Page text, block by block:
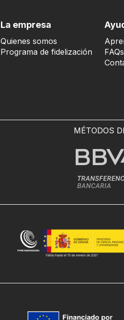
La empresa
Quienes somos
Programa de fidelización
FAQs
MÉTODOS